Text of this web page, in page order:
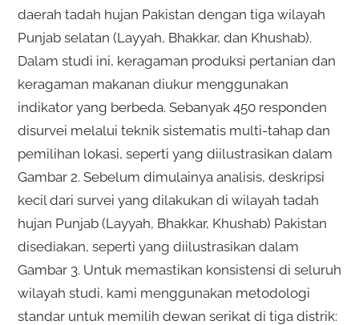
daerah tadah hujan Pakistan dengan tiga wilayah
Punjab selatan (Layyah, Bhakkar, dan Khushab).
Dalam studi ini, keragaman produksi pertanian dan
keragaman makanan diukur menggunakan
indikator yang berbeda. Sebanyak 450 responden
disurvei melalui teknik sistematis multi-tahap dan
pemilihan lokasi, seperti yang diilustrasikan dalam
Gambar 2. Sebelum dimulainya analisis, deskripsi
kecil dari survei yang dilakukan di wilayah tadah
hujan Punjab (Layyah, Bhakkar, Khushab) Pakistan
disediakan, seperti yang diilustrasikan dalam
Gambar 3. Untuk memastikan konsistensi di seluruh
wilayah studi, kami menggunakan metodologi
standar untuk memilih dewan serikat di tiga distrik: